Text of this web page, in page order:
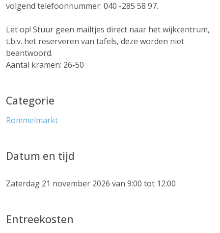
volgend telefoonnummer: 040 -285 58 97.
Let op! Stuur geen mailtjes direct naar het wijkcentrum,
t.b.v. het reserveren van tafels, deze worden niet
beantwoord.
Aantal kramen: 26-50
Categorie
Rommelmarkt
Datum en tijd
Zaterdag 21 november 2026 van 9:00 tot 12:00
Entreekosten